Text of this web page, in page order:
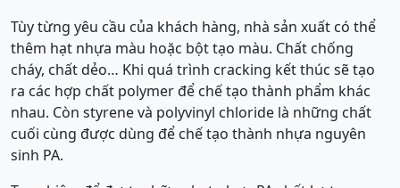
Tùy từng yêu cầu của khách hàng, nhà sản xuất có thể
thêm hạt nhựa màu hoặc bột tạo màu. Chất chống
cháy, chất dẻo… Khi quá trình cracking kết thúc sẽ tạo
ra các hợp chất polymer để chế tạo thành phẩm khác
nhau. Còn styrene và polyvinyl chloride là những chất
cuối cùng được dùng để chế tạo thành nhựa nguyên
sinh PA.